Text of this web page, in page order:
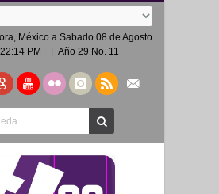
México a Sabado 08 de Agosto
PM
| Año 29 No. 11